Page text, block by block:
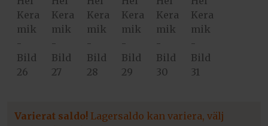
Varierat saldo! Lagersaldo kan variera, välj